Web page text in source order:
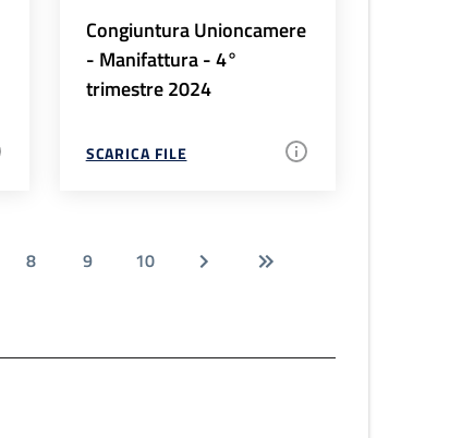
Congiuntura Unioncamere
- Manifattura - 4°
trimestre 2024
SCARICA FILE
8 9 10